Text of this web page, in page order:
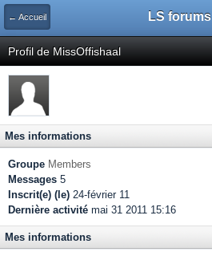
← Accueil LS forums
Profil de MissOffishaal
Mes informations
Groupe Members
Messages 5
Inscrit(e) (le) 24-février 11
Dernière activité mai 31 2011 15:16
Mes informations